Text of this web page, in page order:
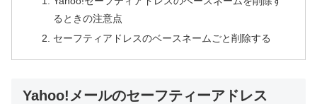
るときの注意点
セーフティアドレスのベースネームごと削除する
Yahoo!メールのセーフティーアドレス